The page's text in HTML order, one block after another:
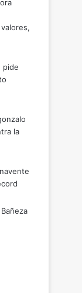
pide
la